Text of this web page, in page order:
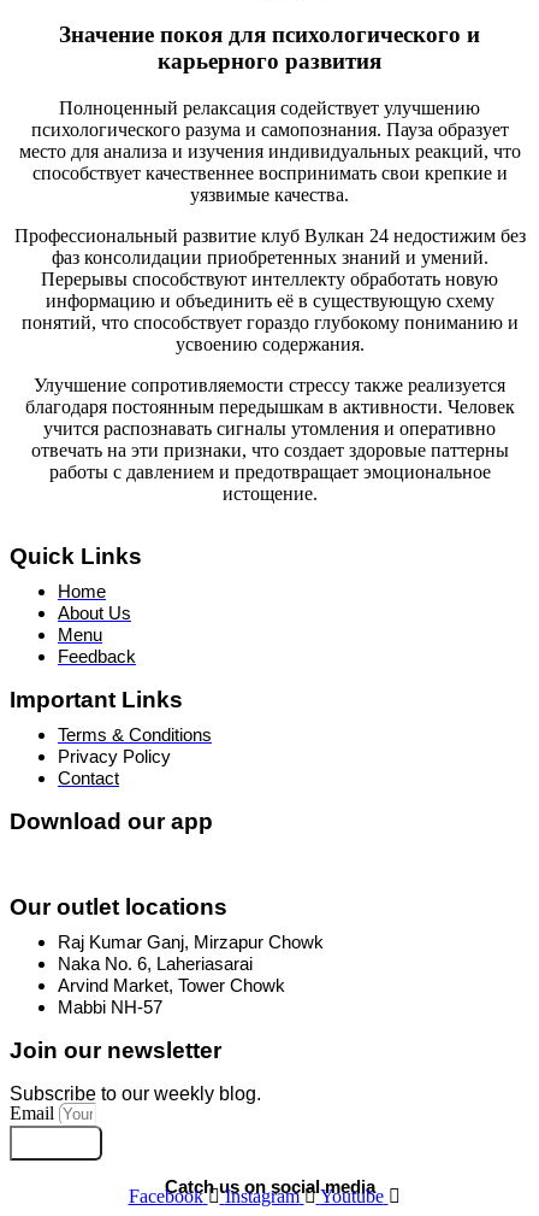
Значение покоя для психологического и
карьерного развития
Полноценный релаксация содействует улучшению
психологического разума и самопознания. Пауза образует
место для анализа и изучения индивидуальных реакций, что
способствует качественнее воспринимать свои крепкие и
уязвимые качества.
Профессиональный развитие клуб Вулкан 24 недостижим без
фаз консолидации приобретенных знаний и умений.
Перерывы способствуют интеллекту обработать новую
информацию и объединить её в существующую схему
понятий, что способствует гораздо глубокому пониманию и
усвоению содержания.
Улучшение сопротивляемости стрессу также реализуется
благодаря постоянным передышкам в активности. Человек
учится распознавать сигналы утомления и оперативно
отвечать на эти признаки, что создает здоровые паттерны
работы с давлением и предотвращает эмоциональное
истощение.
Quick Links
Home
About Us
Menu
Feedback
Important Links
Terms & Conditions
Privacy Policy
Contact
Download our app
Our outlet locations
Raj Kumar Ganj, Mirzapur Chowk
Naka No. 6, Laheriasarai
Arvind Market, Tower Chowk
Mabbi NH-57
Join our newsletter
Subscribe to our weekly blog.
Email
Catch us on social media
Facebook Instagram Youtube